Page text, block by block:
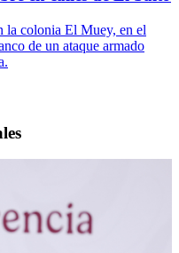
la colonia El Muey, en el
de un ataque armado